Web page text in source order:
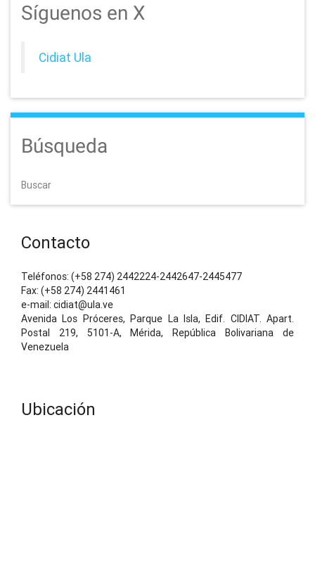
Síguenos en X
Cidiat Ula
Búsqueda
Buscar
Contacto
Teléfonos: (+58 274) 2442224-2442647-2445477
Fax: (+58 274) 2441461
e-mail: cidiat@ula.ve
Avenida Los Próceres, Parque La Isla, Edif. CIDIAT. Apart.
Postal 219, 5101-A, Mérida, República Bolivariana de
Venezuela
Ubicación